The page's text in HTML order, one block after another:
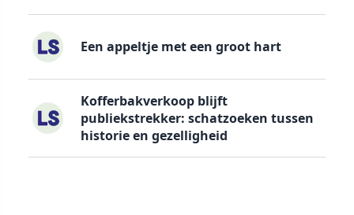
Een appeltje met een groot hart
Kofferbakverkoop blijft
publiekstrekker: schatzoeken tussen
historie en gezelligheid